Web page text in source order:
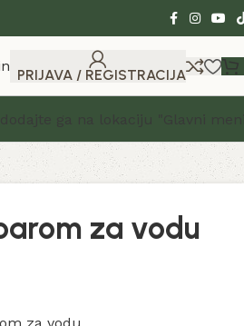
PRIJAVA / REGISTRACIJA
ga na lokaciju "Glavni
za vodu